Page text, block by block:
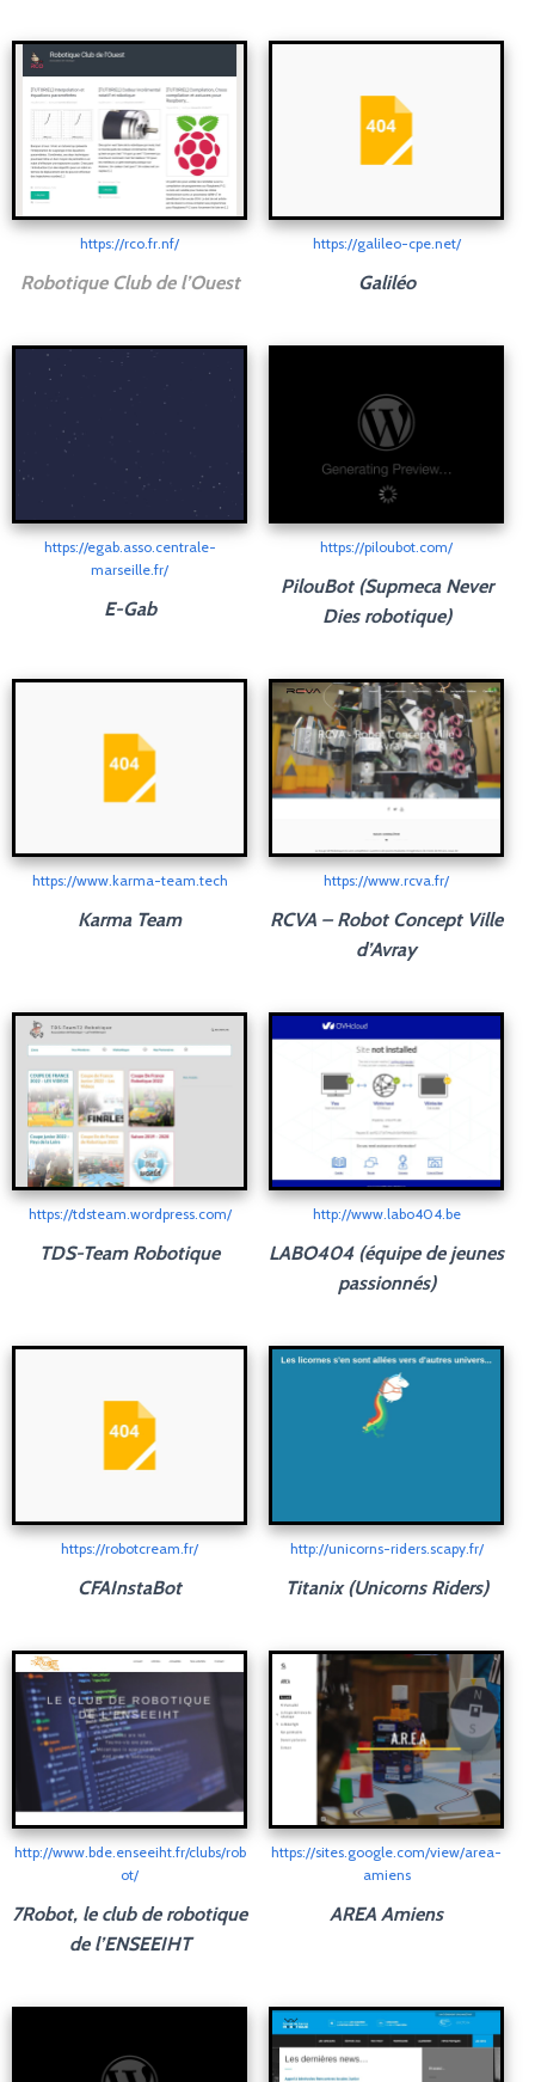
https://rco.fr.nf/
Robotique Club de l’Ouest
https://galileo-cpe.net/
Galiléo
https://egab.asso.centrale-
marseille.fr/
E-Gab
https://piloubot.com/
PilouBot (Supmeca Never
Dies robotique)
https://www.karma-team.tech
Karma Team
https://www.rcva.fr/
RCVA – Robot Concept Ville
d’Avray
https://tdsteam.wordpress.com/
TDS-Team Robotique
http://www.labo404.be
LABO404 (équipe de jeunes
passionnés)
https://robotcream.fr/
CFAInstaBot
http://unicorns-riders.scapy.fr/
Titanix (Unicorns Riders)
http://www.bde.enseeiht.fr/clubs/rob
ot/
7Robot, le club de robotique
de l’ENSEEIHT
https://sites.google.com/view/area-
amiens
AREA Amiens